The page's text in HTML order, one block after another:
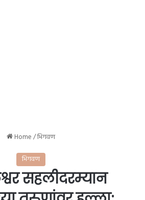
Home/भिगवण
भिगवण
सहलीदरम्यान